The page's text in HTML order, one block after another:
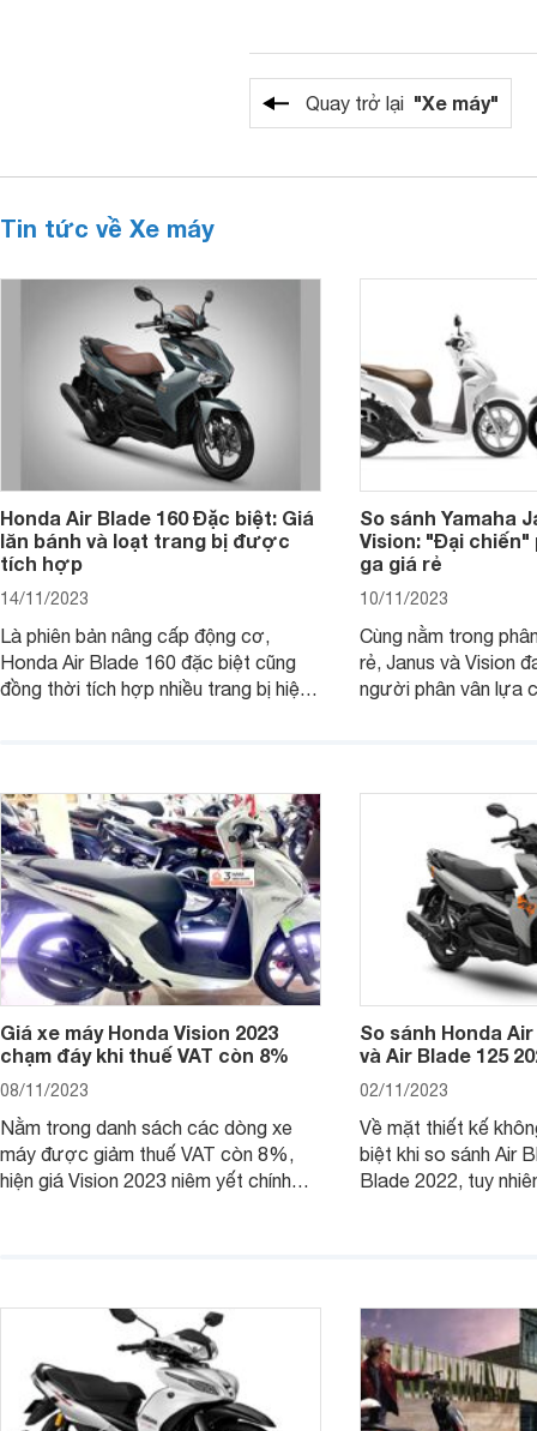
Quay trở lại "Xe máy"
Tin tức về Xe máy
Honda Air Blade 160 Đặc biệt: Giá
lăn bánh và loạt trang bị được
tích hợp
14/11/2023
Là phiên bản nâng cấp động cơ,
Honda Air Blade 160 đặc biệt cũng
đồng thời tích hợp nhiều trang bị hiện
So sánh Yamaha
Vision: "Đại chiến"
ga giá rẻ
10/11/2023
Cùng nằm trong
rẻ, Janus và Vision
người phân vân lựa
Giá xe máy Honda Vision 2023
chạm đáy khi thuế VAT còn 8%
08/11/2023
Nằm trong danh sách các dòng xe
máy được giảm thuế VAT còn 8%,
hiện giá Vision 2023 niêm yết chính
So sánh Honda
và Air Blade 125
02/11/2023
Về mặt thiết kế
biệt khi so sánh Air
Blade 2022, tuy